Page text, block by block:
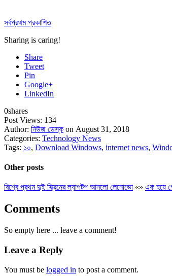
সর্বপ্রথম প্রকাশিত
Sharing is caring!
Share
Tweet
Pin
Google+
LinkedIn
0shares
Post Views: 134
Author: নিউজ ডেস্ক on August 31, 2018
Categories: Technology News
Tags: ১০, Download Windows, internet news,
Other posts
বিশ্বে প্রথম দুই স্ক্রিনের ল্যাপটপ আনলো লেনোভো «» এক হয়ে
Comments
So empty here ... leave a comment!
Leave a Reply
You must be logged in to post a comment.